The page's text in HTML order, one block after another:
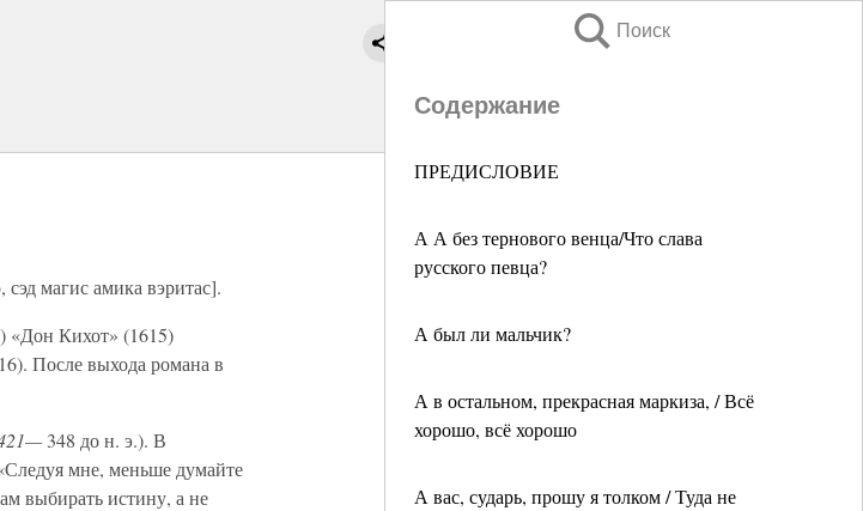
Поиск
Содержание
ПРЕДИСЛОВИЕ
А А без тернового венца/Что слава
русского певца?
А был ли мальчик?
А в остальном, прекрасная маркиза, / Всё
хорошо, всё хорошо
А вас, сударь, прошу я толком / Туда не
сэд магис амика вэритас].
«Дон Кихот» (1615)
После выхода романа в
348 до н. э.). В
мне, меньше думайте
выбирать истину, а не